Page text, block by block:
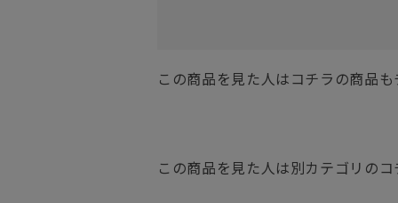
この商品を見た人はコチラの商品
この商品を見た人は別カテゴリの